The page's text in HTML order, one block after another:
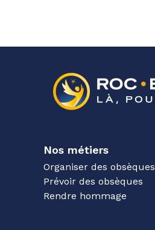
Nos métiers
Organiser des obsèques
Prévoir des obsèques
Rendre hommage